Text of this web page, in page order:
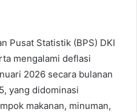
Pusat Statistik (BPS) DKI
mengalami deflasi
2026 secara bulanan
yang didominasi
makanan, minuman,